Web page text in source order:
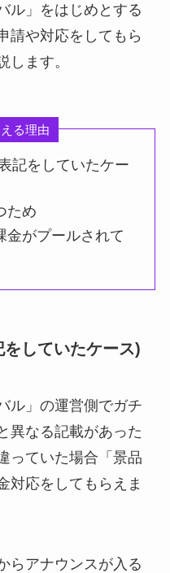
ル」をはじめとする
請や対応をしてもら
します。
る理由
記をしていたケー
ため
金がプールされて
していたケース)
ル」の運営側でガチ
異なる記載があった
っていた場合「景品
対応をしてもらえま
らアナウンスが入る